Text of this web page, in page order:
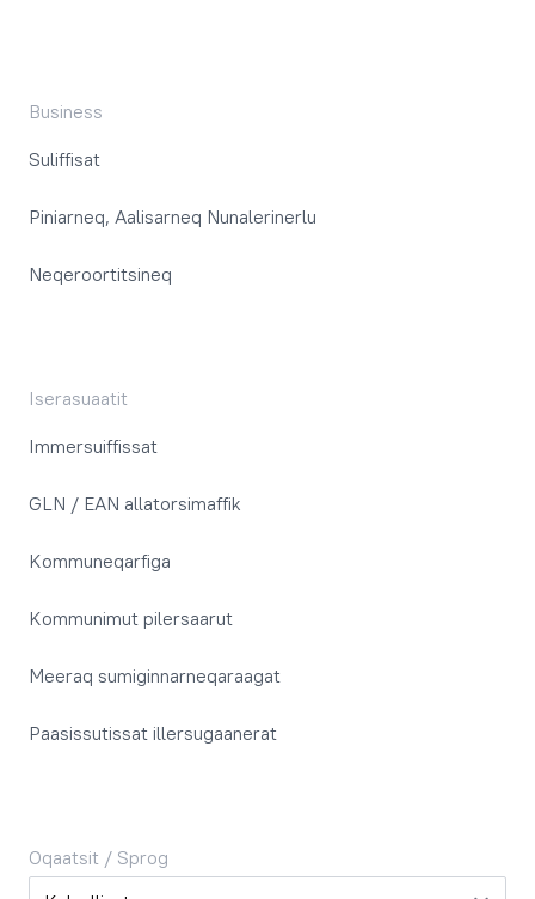
Business
Suliffisat
Piniarneq, Aalisarneq Nunalerinerlu
Neqeroortitsineq
Iserasuaatit
Immersuiffissat
GLN / EAN allatorsimaffik
Kommuneqarfiga
Kommunimut pilersaarut
Meeraq sumiginnarneqaraagat
Paasissutissat illersugaanerat
Oqaatsit / Sprog
Oqaatsit / Sprog